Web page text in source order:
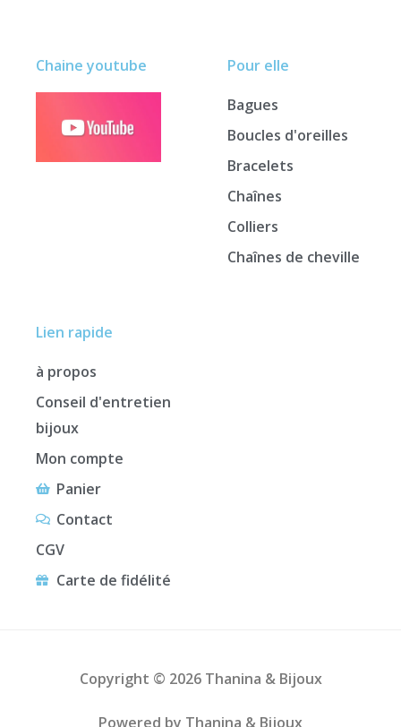
Lien rapide
à propos
Conseil d'entretien
bijoux
Mon compte
Panier
Contact
CGV
Carte de fidélité
Pour elle
Bagues
Boucles d'oreilles
Bracelets
Chaînes
Colliers
Chaînes de cheville
Chaine youtube
Copyright © 2026 Thanina & Bijoux
Powered by Thanina & Bijoux